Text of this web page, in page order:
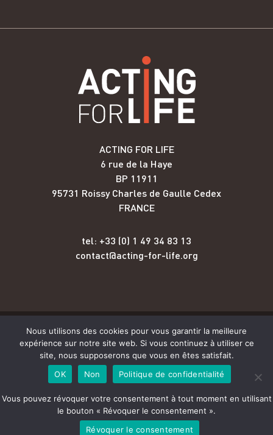
ACTING FOR LIFE
6 rue de la Haye
BP 11911
95731 Roissy Charles de Gaulle Cedex
FRANCE
tel: +33 (0) 1 49 34 83 13
contact@acting-for-life.org
Copyright © Acting for Life 2026
Mentions légales
Crédits
Nous utilisons des cookies pour vous garantir la meilleure
expérience sur notre site web. Si vous continuez à utiliser ce
site, nous supposerons que vous en êtes satisfait.
OK
Non Politique de confidentialité
Vous pouvez révoquer votre consentement à tout moment en utilisant
le bouton « Révoquer le consentement ».
Révoquer le consentement